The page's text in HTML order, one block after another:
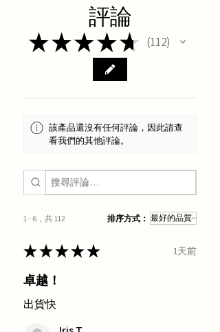
評論
★★★★★ 112
112
該產品還沒有任何評論，因此請查
看我們的其他評論。
1 - 6，共 112 排序方式：
★★★★★ 1天前
卓越！
出貨快